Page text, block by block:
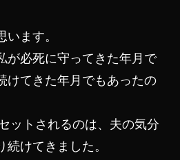
ます。
が必死に守ってきた年月で
けてきた年月でもあったの
ットされるのは、夫の気分
けてきました。